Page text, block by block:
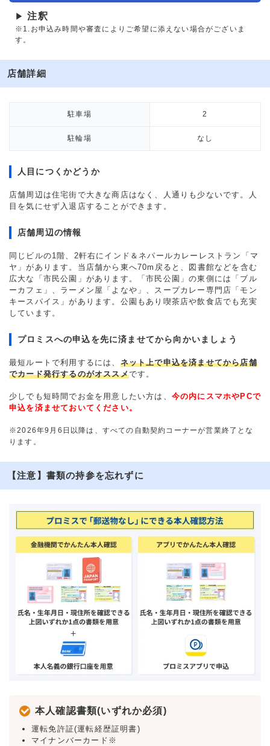
▶ 注釈
※1.お申込み時間や審査によりご希望に添えない場合がございま
す。
店舗詳細
駐車場 2
駐輪場 なし
人目につくかどうか
店舗周辺は住宅街で大きな商店はなく、人通りも少ないです。人
目を気にせず入退店することができます。
店舗周辺の情報
同じビルの1階、2軒右にインド＆ネパールカレーレストラン「マ
ヤ」があります。当店舗から東へ70m戻ると、図書館などを含む
広大な「市民公園」があります。「市民公園」の東側には「ブル
ーカフェ」、ラーメン屋「よなや」、スープカレー専門店「モン
キースパイス」があります。公園もあり喫茶店や飲食店でも充実
しています。
プロミスへの申込を先に済ませてから向かいましょう
最短ルートで利用するには、 ネット上で申込を済ませてから店舗
でカード発行するのがオススメです。
少しでも短時間でお金を用意したい方は、 今の内にスマホやPCで
申込を済ませておいてください。
※2026年9月6日以降は、すべての自動契約コーナーが営業終了とな
ります。
【注意】書類の持参を忘れずに
本人確認書類(いずれか必須)
運転免許証(運転経歴証明書)
マイナンバーカード※